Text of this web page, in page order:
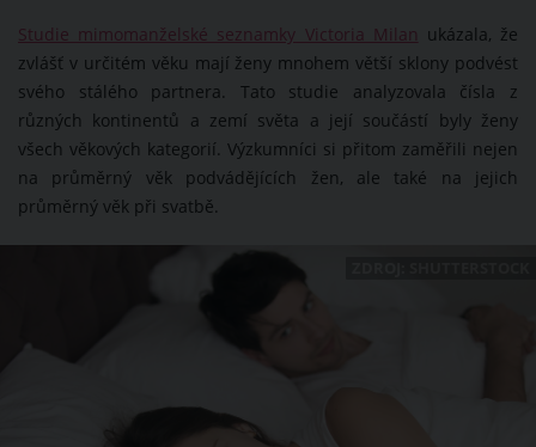
Studie mimomanželské seznamky Victoria Milan ukázala, že
zvlášť v určitém věku mají ženy mnohem větší sklony podvést
svého stálého partnera. Tato studie analyzovala čísla z
různých kontinentů a zemí světa a její součástí byly ženy
všech věkových kategorií. Výzkumníci si přitom zaměřili nejen
na průměrný věk podvádějících žen, ale také na jejich
průměrný věk při svatbě.